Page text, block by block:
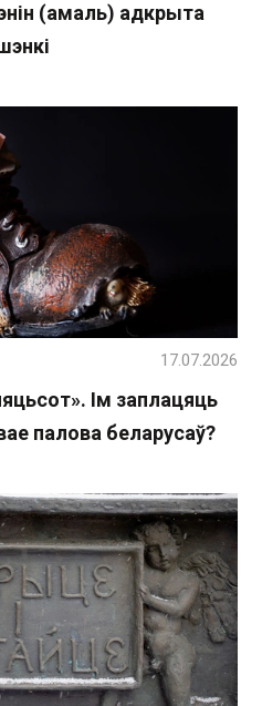
(амаль) адкрыта
Ім заплацяць
палова беларусаў?
17.07.2026